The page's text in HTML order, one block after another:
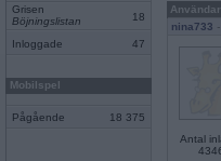
Grisen
Böjningslistan
18
Inloggade 47
Mobilspel
Pågående 18 375
nina733
Antal